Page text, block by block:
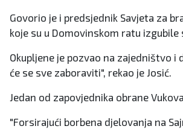
Govorio je i predsjednik Savjeta za
koje su u Domovinskom ratu izgubile
Okupljene je pozvao na zajedništvo
će se sve zaboraviti", rekao je Josić.
Jedan od zapovjednika obrane
"Forsirajući borbena djelovanja na